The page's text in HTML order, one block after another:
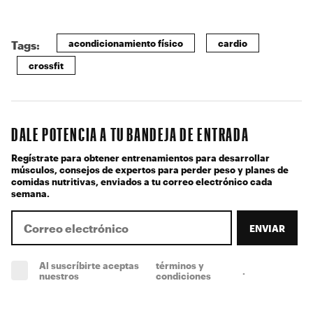
Tags: acondicionamiento físico cardio
crossfit
DALE POTENCIA A TU BANDEJA DE ENTRADA
Regístrate para obtener entrenamientos para desarrollar
músculos, consejos de expertos para perder peso y planes de
comidas nutritivas, enviados a tu correo electrónico cada
semana.
ENVIAR
Al suscríbirte aceptas
nuestros
términos y
condiciones